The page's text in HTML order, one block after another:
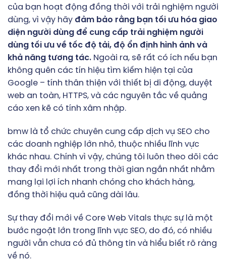
của bạn hoạt động đồng thời với trải nghiệm người
dùng, vì vậy hãy đảm bảo rằng bạn tối ưu hóa giao
diện người dùng để cung cấp trải nghiệm người
dùng tối ưu về tốc độ tải, độ ổn định hình ảnh và
khả năng tương tác. Ngoài ra, sẽ rất có ích nếu bạn
không quên các tín hiệu tìm kiếm hiện tại của
Google – tính thân thiện với thiết bị di động, duyệt
web an toàn, HTTPS, và các nguyên tắc về quảng
cáo xen kẽ có tính xâm nhập.
bmw là tổ chức chuyên cung cấp dịch vụ SEO cho
các doanh nghiệp lớn nhỏ, thuộc nhiều lĩnh vực
khác nhau. Chính vì vậy, chúng tôi luôn theo dõi các
thay đổi mới nhất trong thời gian ngắn nhất nhằm
mang lại lợi ích nhanh chóng cho khách hàng,
đồng thời hiệu quả cũng dài lâu.
Sự thay đổi mới về Core Web Vitals thực sự là một
bước ngoặt lớn trong lĩnh vực SEO, do đó, có nhiều
người vẫn chưa có đủ thông tin và hiểu biết rõ ràng
về nó.